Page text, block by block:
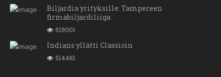
Biljardia yrityksille: Tampereen
firmabiljardiliiga
518001
Indians yllätti Classicin
514481